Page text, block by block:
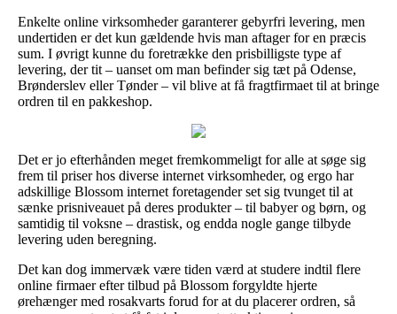
Enkelte online virksomheder garanterer gebyrfri levering, men
undertiden er det kun gældende hvis man aftager for en præcis
sum. I øvrigt kunne du foretrække den prisbilligste type af
levering, der tit – uanset om man befinder sig tæt på Odense,
Brønderslev eller Tønder – vil blive at få fragtfirmaet til at bringe
ordren til en pakkeshop.
Det er jo efterhånden meget fremkommeligt for alle at søge sig
frem til priser hos diverse internet virksomheder, og ergo har
adskillige Blossom internet foretagender set sig tvunget til at
sænke prisniveauet på deres produkter – til babyer og børn, og
samtidig til voksne – drastisk, og endda nogle gange tilbyde
levering uden beregning.
Det kan dog immervæk være tiden værd at studere indtil flere
online firmaer efter tilbud på Blossom forgyldte hjerte
ørehænger med rosakvarts forud for at du placerer ordren, så